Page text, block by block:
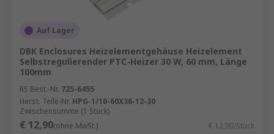
Auf Lager
DBK Enclosures Heizelementgehäuse Heizelement
Selbstregulierender PTC-Heizer 30 W, 60 mm, Länge
100mm
RS Best.-Nr. 725-6455
Herst. Teile-Nr. HPG-1/10-60X36-12-30
Zwischensumme (1 Stück)
€ 12,90(ohne MwSt.) € 12,90/Stück